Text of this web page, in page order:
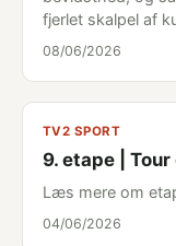
fjerlet skalpel af
08/06/2026
TV2 SPORT
9. etape |
Læs mere om
04/06/2026